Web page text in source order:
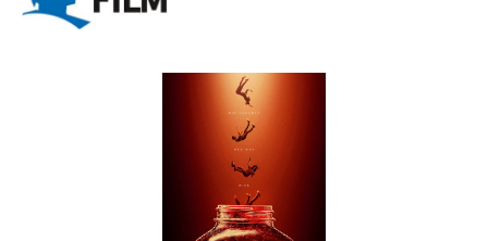
Bildergalerie überspringen